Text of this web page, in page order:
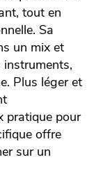
tout en
Sa
un mix et
Plus léger et
pratique pour
offre
sur un